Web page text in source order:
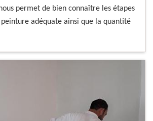
permet de bien connaître les étapes
adéquate ainsi que la quantité